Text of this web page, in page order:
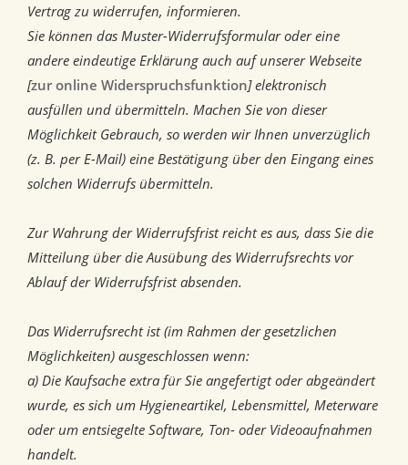
Vertrag zu widerrufen, informieren.
Sie können das Muster-Widerrufsformular oder eine
andere eindeutige Erklärung auch auf unserer Webseite
[zur online Widerspruchsfunktion] elektronisch
ausfüllen und übermitteln. Machen Sie von dieser
Möglichkeit Gebrauch, so werden wir Ihnen unverzüglich
(z. B. per E-Mail) eine Bestätigung über den Eingang eines
solchen Widerrufs übermitteln.
Zur Wahrung der Widerrufsfrist reicht es aus, dass Sie die
Mitteilung über die Ausübung des Widerrufsrechts vor
Ablauf der Widerrufsfrist absenden.
Das Widerrufsrecht ist (im Rahmen der gesetzlichen
Möglichkeiten) ausgeschlossen wenn:
a) Die Kaufsache extra für Sie angefertigt oder abgeändert
wurde, es sich um Hygieneartikel, Lebensmittel, Meterware
oder um entsiegelte Software, Ton- oder Videoaufnahmen
handelt.